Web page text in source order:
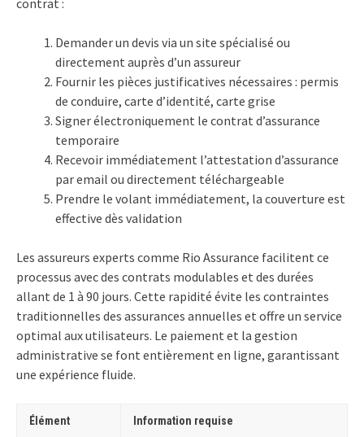
Demander un devis via un site spécialisé ou
directement auprès d’un assureur
Fournir les pièces justificatives nécessaires : permis
de conduire, carte d’identité, carte grise
Signer électroniquement le contrat d’assurance
temporaire
Recevoir immédiatement l’attestation d’assurance
par email ou directement téléchargeable
Prendre le volant immédiatement, la couverture est
effective dès validation
Les assureurs experts comme Rio Assurance facilitent ce
processus avec des contrats modulables et des durées
allant de 1 à 90 jours. Cette rapidité évite les contraintes
traditionnelles des assurances annuelles et offre un service
optimal aux utilisateurs. Le paiement et la gestion
administrative se font entièrement en ligne, garantissant
une expérience fluide.
Élément Information requise